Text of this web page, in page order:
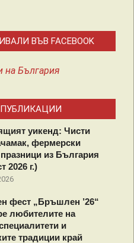
ВЪВ FACEBOOK
на България
уикенд: Чисти
фермерски
из България
2026 г.)
фест „Бръшлен ’26“
любителите на
и
традиции край